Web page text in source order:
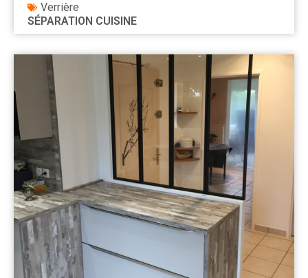
Verrière
SÉPARATION CUISINE